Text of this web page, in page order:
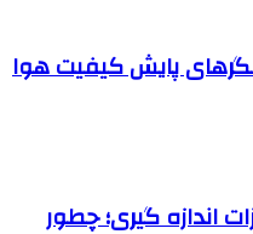
پایش کیفیت هوا
اندازه گیری؛ چطور